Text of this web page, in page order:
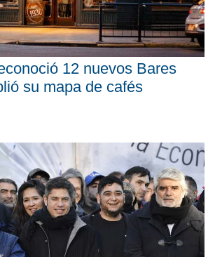
12 nuevos Bares
su mapa de cafés